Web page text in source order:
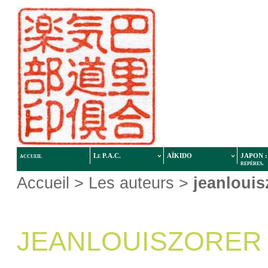
accueil Le P.A.C. AÏKIDO
JAPON :
repères.
Accueil > Les auteurs >
JEANLOUISZORER